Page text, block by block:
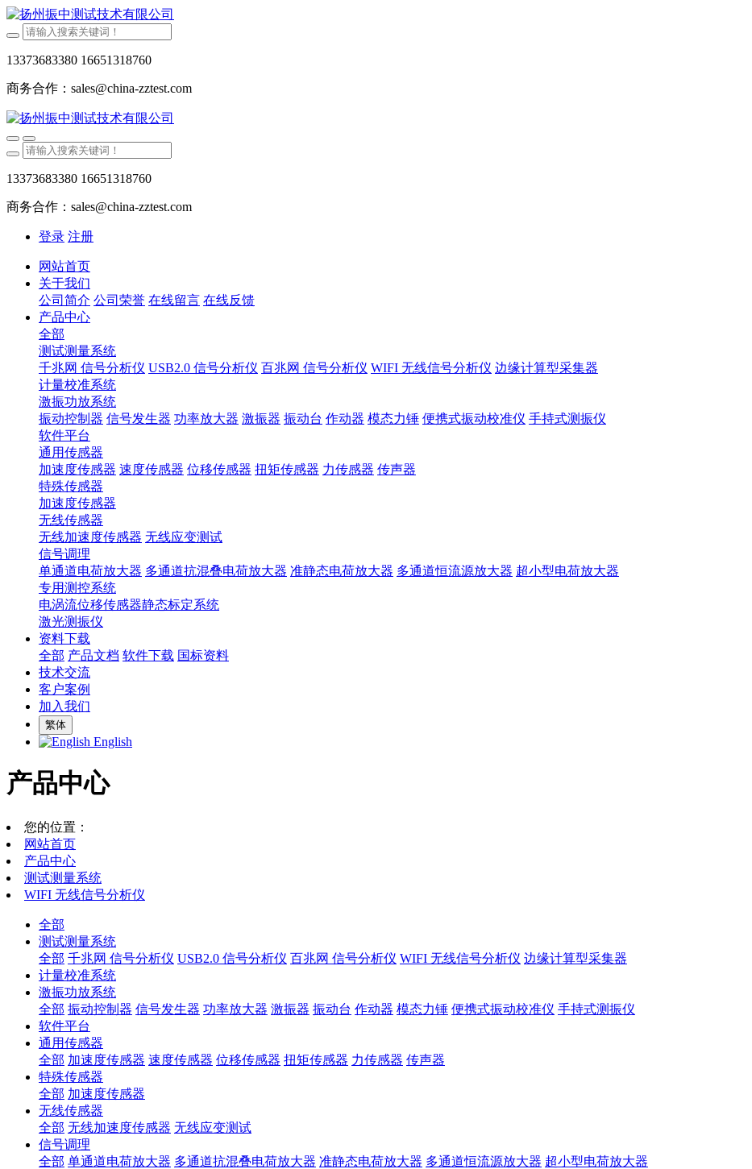
13373683380 16651318760
商务合作：sales@china-zztest.com
13373683380 16651318760
商务合作：sales@china-zztest.com
登录 注册
网站首页
关于我们
公司简介 公司荣誉 在线留言 在线反馈
产品中心
全部
测试测量系统
千兆网 信号分析仪 USB2.0 信号分析仪 百兆网 信号分析仪 WIFI 无线信号分析仪 边缘计算型采集器
计量校准系统
激振功放系统
振动控制器 信号发生器 功率放大器 激振器 振动台 作动器 模态力锤 便携式振动校准仪 手持式测振仪
软件平台
通用传感器
加速度传感器 速度传感器 位移传感器 扭矩传感器 力传感器 传声器
特殊传感器
加速度传感器
无线传感器
无线加速度传感器 无线应变测试
信号调理
单通道电荷放大器 多通道抗混叠电荷放大器 准静态电荷放大器 多通道恒流源放大器 超小型电荷放大器
专用测控系统
电涡流位移传感器静态标定系统
激光测振仪
资料下载
全部 产品文档 软件下载 国标资料
技术交流
客户案例
加入我们
繁体
English
产品中心
您的位置：
网站首页
产品中心
测试测量系统
WIFI 无线信号分析仪
全部
测试测量系统
全部 千兆网 信号分析仪 USB2.0 信号分析仪 百兆网 信号分析仪 WIFI 无线信号分析仪 边缘计算型采集器
计量校准系统
激振功放系统
全部 振动控制器 信号发生器 功率放大器 激振器 振动台 作动器 模态力锤 便携式振动校准仪 手持式测振仪
软件平台
通用传感器
全部 加速度传感器 速度传感器 位移传感器 扭矩传感器 力传感器 传声器
特殊传感器
全部 加速度传感器
无线传感器
全部 无线加速度传感器 无线应变测试
信号调理
全部 单通道电荷放大器 多通道抗混叠电荷放大器 准静态电荷放大器 多通道恒流源放大器 超小型电荷放大器